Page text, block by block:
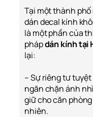
Tại một thành
dán decal kính
là một phần của
phápdán kính tại
lại:
– Sự riêng tư
ngăn chặn ánh
giữ cho căn
nhiên.